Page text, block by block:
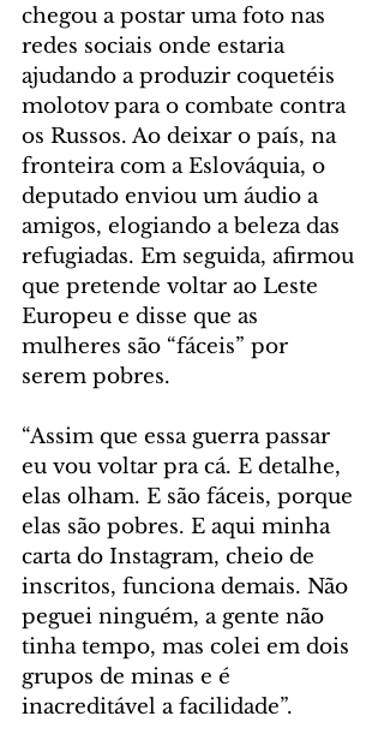
chegou a postar uma foto nas
redes sociais onde estaria
ajudando a produzir coquetéis
molotov para o combate contra
os Russos. Ao deixar o país, na
fronteira com a Eslováquia, o
deputado enviou um áudio a
amigos, elogiando a beleza das
refugiadas. Em seguida, afirmou
que pretende voltar ao Leste
Europeu e disse que as
mulheres são “fáceis” por
serem pobres.
“Assim que essa guerra passar
eu vou voltar pra cá. E detalhe,
elas olham. E são fáceis, porque
elas são pobres. E aqui minha
carta do Instagram, cheio de
inscritos, funciona demais. Não
peguei ninguém, a gente não
tinha tempo, mas colei em dois
grupos de minas e é
inacreditável a facilidade”.